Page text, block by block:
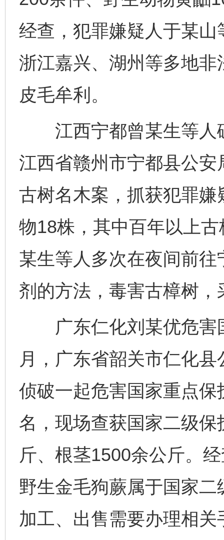
经查，犯罪嫌疑人于某
浙江嘉兴、湖州等多地
皮毛牟利。
江西宁都曾某生等人
江西省赣州市宁都县公
古树名木案，抓获犯罪
物18株，其中百年以上
某生等人多次在夜间前
剂的方法，毒害古樟树
广东仁化刘某优危害
月，广东省韶关市仁化
侦破一起危害国家重点
名，现场查获国家二级
斤、根茎1500余公斤。
野生金毛狗蕨属于国家
加工、出售需要办理相